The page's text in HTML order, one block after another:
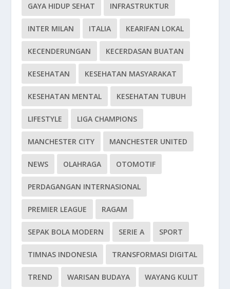
GAYA HIDUP SEHAT INFRASTRUKTUR
INTER MILAN ITALIA KEARIFAN LOKAL
KECENDERUNGAN KECERDASAN BUATAN
KESEHATAN KESEHATAN MASYARAKAT
KESEHATAN MENTAL KESEHATAN TUBUH
LIFESTYLE LIGA CHAMPIONS
MANCHESTER CITY MANCHESTER UNITED
NEWS OLAHRAGA OTOMOTIF
PERDAGANGAN INTERNASIONAL
PREMIER LEAGUE RAGAM
SEPAK BOLA MODERN SERIE A SPORT
TIMNAS INDONESIA TRANSFORMASI DIGITAL
TREND WARISAN BUDAYA WAYANG KULIT